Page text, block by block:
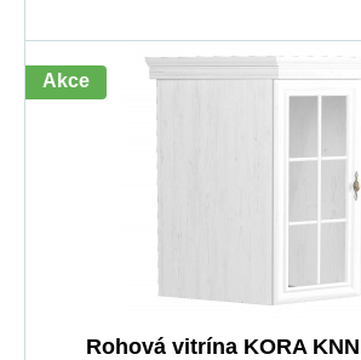
Akce
Rohová vitrína KORA